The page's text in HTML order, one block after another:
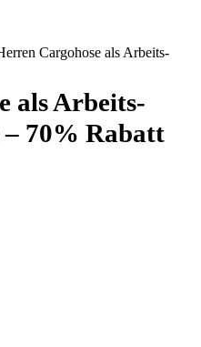
Cargohose als Arbeits-
als Arbeits-
70% Rabatt